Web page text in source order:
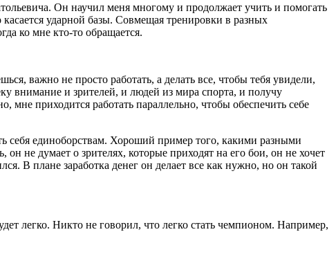
Он научил меня многому и продолжает учить и помогать
ударной базы. Совмещая тренировки в разных
ко мне кто-то обращается.
важно не просто работать, а делать все, чтобы тебя увидели,
внимание и зрителей, и людей из мира спорта, и получу
приходится работать параллельно, чтобы обеспечить себе
себя единоборствам. Хороший пример того, какими разными
не думает о зрителях, которые приходят на его бои, он не хочет
В плане заработка денег он делает все как нужно, но он такой
легко. Никто не говорил, что легко стать чемпионом. Например,